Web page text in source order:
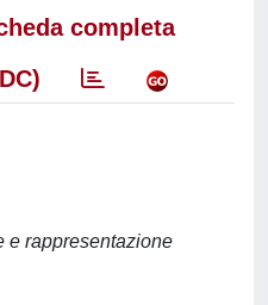
completa
e rappresentazione